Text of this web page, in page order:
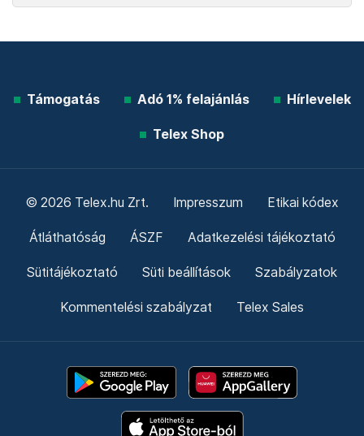
Támogatás Adó 1% felajánlás Hírlevelek
Telex Shop
© 2026 Telex.hu Zrt. Impresszum Etikai kódex
Átláthatóság ÁSZF Adatkezelési tájékoztató
Sütitájékoztató Süti beállítások Szabályzatok
Kommentelési szabályzat Telex Sales